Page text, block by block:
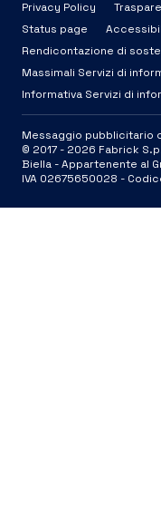
Privacy Policy
Status page
Rendicontazione di
Massimali Servizi di
Informativa Servizi di
Messaggio pubblicitario
© 2017 - 2026 Fabrick
Biella - Appartenente al
IVA 02675650028 -